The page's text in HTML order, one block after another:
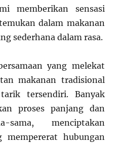
memberikan sensasi
dalam makanan
sederhana dalam rasa.
yang melekat
makanan tradisional
tersendiri. Banyak
proses panjang dan
sama, menciptakan
mempererat hubungan